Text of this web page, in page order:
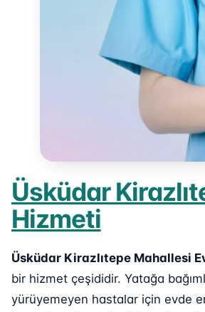
Üsküdar
Hizmeti
Üsküdar Kirazlıtepe Mahallesi
bir hizmet çeşididir. Yatağa
yürüyemeyen hastalar için evde